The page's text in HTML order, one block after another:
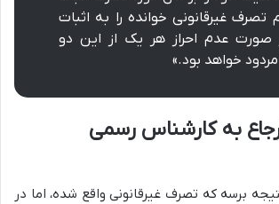
تصرف غیرقانونی خوانده را به اثبات
صورت عدم احراز هر یک از این دو
خواهد بود.»
به کارشناس رسمی
برسه که تصرف غیرقانونی واقع شده، اما در